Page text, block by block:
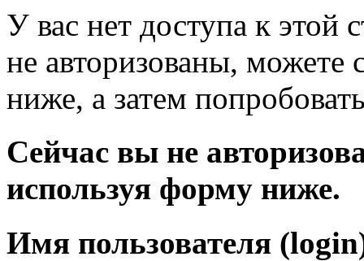
У вас нет доступа к
не авторизованы, можете
ниже, а затем
Сейчас вы не
используя форму ниже.
Имя пользователя